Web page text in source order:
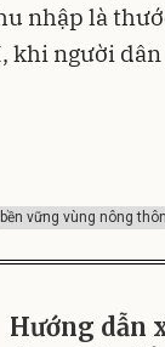
nhập là
người
bền vững vùng nông thôn
Hướng dẫn